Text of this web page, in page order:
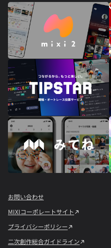
お問い合わせ
MIXIコーポレートサイト
プライバシーポリシー
二次創作総合ガイドライン